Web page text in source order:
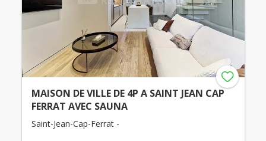
MAISON DE VILLE DE 4P A SAINT JEAN CAP
FERRAT AVEC SAUNA
Saint-Jean-Cap-Ferrat -